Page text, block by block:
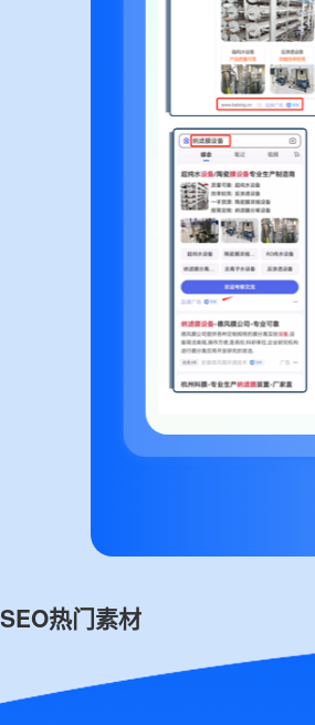
SEO热门素材